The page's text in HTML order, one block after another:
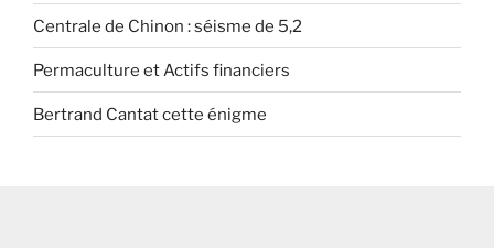
Centrale de Chinon : séisme de 5,2
Permaculture et Actifs financiers
Bertrand Cantat cette énigme